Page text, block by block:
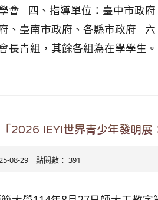
會 四、指導單位：臺中市政
、臺南市政府、各縣市政府
長青組，其餘各組為在學學生
2026 IEYI世界青少年發明展
08-29 | 點閱數： 391